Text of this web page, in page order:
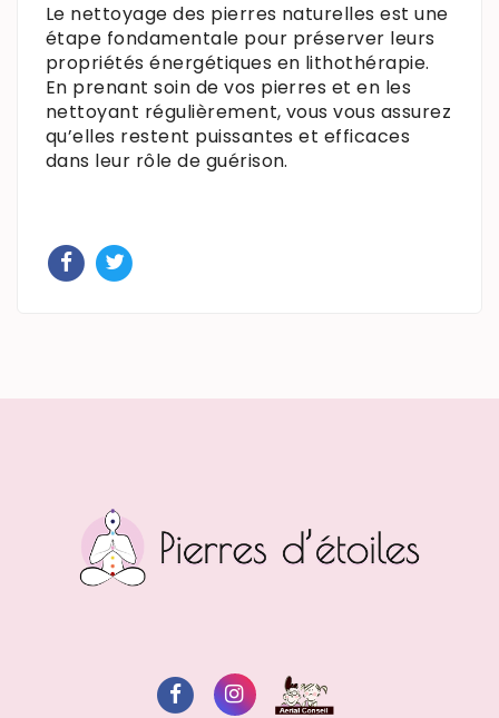
Le nettoyage des pierres naturelles est une
étape fondamentale pour préserver leurs
propriétés énergétiques en lithothérapie.
En prenant soin de vos pierres et en les
nettoyant régulièrement, vous vous assurez
qu’elles restent puissantes et efficaces
dans leur rôle de guérison.